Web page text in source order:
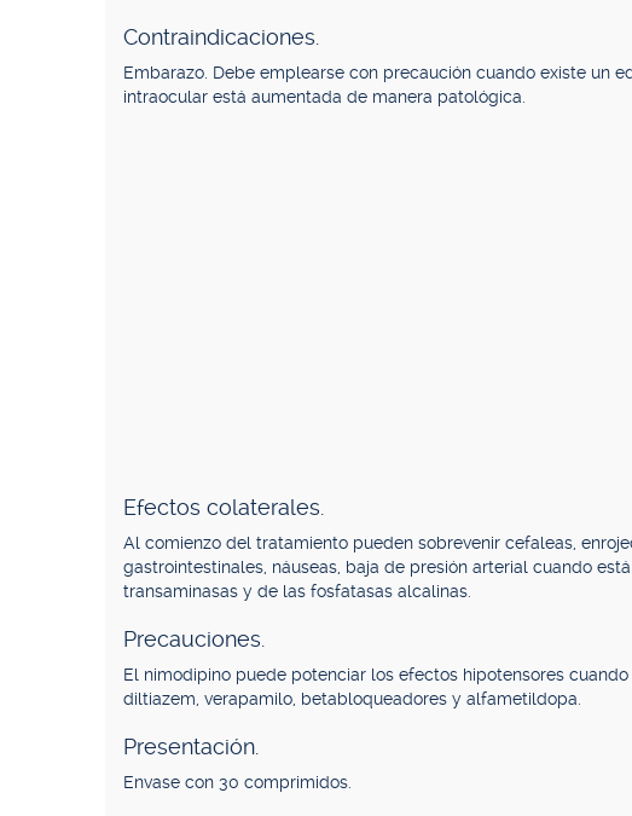
Contraindicaciones.
Embarazo. Debe emplearse con precaución cuando existe un
intraocular está aumentada de manera patológica.
Efectos colaterales.
Al comienzo del tratamiento pueden sobrevenir cefaleas,
gastrointestinales, náuseas, baja de presión arterial cuando
transaminasas y de las fosfatasas alcalinas.
Precauciones.
El nimodipino puede potenciar los efectos hipotensores
diltiazem, verapamilo, betabloqueadores y alfametildopa.
Presentación.
Envase con 30 comprimidos.